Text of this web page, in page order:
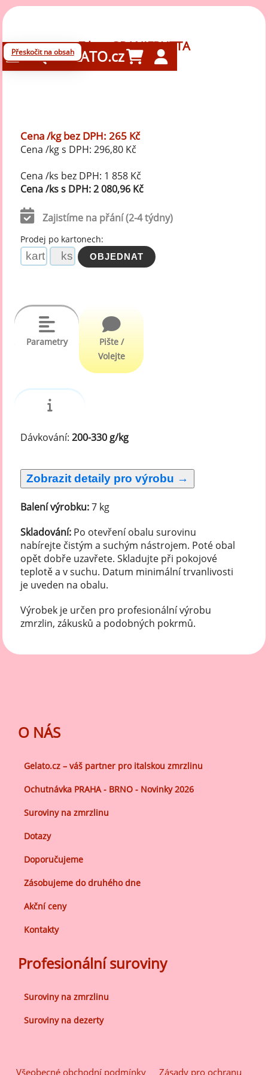
Přeskočit na obsahGELATO.cz
7 kg - GRANIFRUTTA
Cena /kg bez DPH: 265 Kč
Cena /kg s DPH: 296,80 Kč
Cena /ks bez DPH: 1 858 Kč
Cena /ks s DPH: 2 080,96 Kč
Zajistíme na přání (2-4 týdny)
Prodej po kartonech:
Parametry
Pište /
Volejte
Dávkování:200-330 g/kg
Balení výrobku:7 kg
Skladování: Po otevření obalu surovinu
nabírejte čistým a suchým nástrojem. Poté obal
opět dobře uzavřete. Skladujte při pokojové
teplotě a v suchu. Datum minimální trvanlivosti
je uveden na obalu.
Výrobek je určen pro profesionální výrobu
zmrzlin, zákusků a podobných pokrmů.
O NÁS
Gelato.cz – váš partner pro italskou zmrzlinu
Ochutnávka PRAHA - BRNO - Novinky 2026
Suroviny na zmrzlinu
Dotazy
Doporučujeme
Zásobujeme do druhého dne
Akční ceny
Kontakty
Profesionální suroviny
Suroviny na zmrzlinu
Suroviny na dezerty
Všeobecné obchodní podmínky Zásady pro ochranu